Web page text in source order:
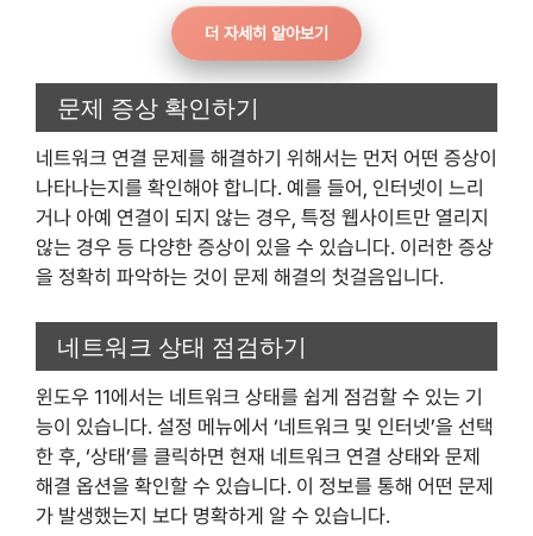
더 자세히 알아보기
문제 증상 확인하기
네트워크 연결 문제를 해결하기 위해서는 먼저 어떤 증상이
나타나는지를 확인해야 합니다. 예를 들어, 인터넷이 느리
거나 아예 연결이 되지 않는 경우, 특정 웹사이트만 열리지
않는 경우 등 다양한 증상이 있을 수 있습니다. 이러한 증상
을 정확히 파악하는 것이 문제 해결의 첫걸음입니다.
네트워크 상태 점검하기
윈도우 11에서는 네트워크 상태를 쉽게 점검할 수 있는 기
능이 있습니다. 설정 메뉴에서 ‘네트워크 및 인터넷’을 선택
한 후, ‘상태’를 클릭하면 현재 네트워크 연결 상태와 문제
해결 옵션을 확인할 수 있습니다. 이 정보를 통해 어떤 문제
가 발생했는지 보다 명확하게 알 수 있습니다.